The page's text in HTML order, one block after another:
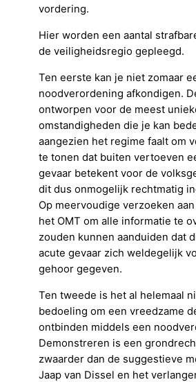
vordering.
Hier worden een aantal
de veiligheidsregio gepleegd.
Ten eerste kan je niet zomaar
noodverordening afkondigen.
ontworpen voor de meest
omstandigheden die je kan
aangezien het regime faalt om
te tonen dat buiten vertoeven
gevaar betekent voor de
dit dus onmogelijk rechtmatig
Op meervoudige verzoeken aan
het OMT om alle informatie te
zouden kunnen aanduiden dat
acute gevaar zich weldegelijk
gehoor gegeven.
Ten tweede is het al helemaal
bedoeling om een vreedzame
ontbinden middels een
Demonstreren is een
zwaarder dan de suggestieve
Jaap van Dissel en het